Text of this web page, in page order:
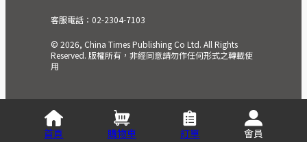
客服電話：02-2304-7103
© 2026, China Times Publishing Co Ltd. All Rights
Reserved. 版權所有，非經同意請勿作任何形式之轉載使
用
首頁 購物車 訂單 會員